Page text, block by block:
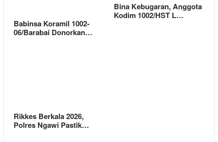
Babinsa Koramil 1002-
06/Barabai Donorkan…
Bina Kebugaran, Anggota
Kodim 1002/HST L…
Rikkes Berkala 2026,
Polres Ngawi Pastik…